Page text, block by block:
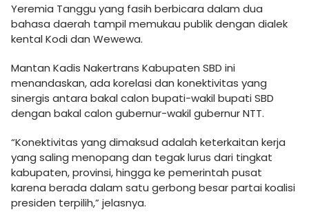
Yeremia Tanggu yang fasih berbicara dalam dua
bahasa daerah tampil memukau publik dengan dialek
kental Kodi dan Wewewa.
Mantan Kadis Nakertrans Kabupaten SBD ini
menandaskan, ada korelasi dan konektivitas yang
sinergis antara bakal calon bupati-wakil bupati SBD
dengan bakal calon gubernur-wakil gubernur NTT.
“Konektivitas yang dimaksud adalah keterkaitan kerja
yang saling menopang dan tegak lurus dari tingkat
kabupaten, provinsi, hingga ke pemerintah pusat
karena berada dalam satu gerbong besar partai koalisi
presiden terpilih,” jelasnya.